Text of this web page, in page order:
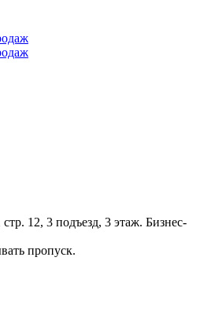
12, 3 подъезд, 3 этаж. Бизнес-
пропуск.